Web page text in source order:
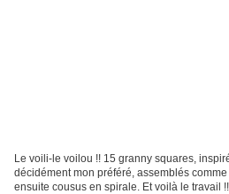
Le voili-le voilou !! 15 granny squares,
décidément mon préféré, assemblés
ensuite cousus en spirale. Et voilà le travail